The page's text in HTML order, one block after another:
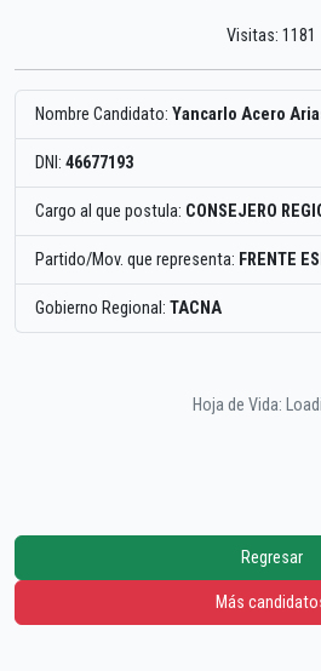
Visitas: 1181
Nombre Candidato: Yancarlo Acero
DNI: 46677193
Cargo al que postula: CONSEJERO
Partido/Mov. que representa: FRENTE
Gobierno Regional: TACNA
Hoja de Vida:
Regresar
Más